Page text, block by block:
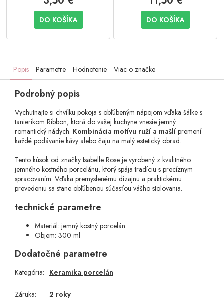
DO KOŠÍKA DO KOŠÍKA
Popis Parametre Hodnotenie Viac o značke
Podrobný popis
Vychutnajte si chvíľku pokoja s obľúbeným nápojom vďaka šálke s
tanierikom Ribbon, ktorá do vašej kuchyne vnesie jemný
romantický nádych. Kombinácia motívu ruží a mašlí premení
každé podávanie kávy alebo čaju na malý estetický obrad.
Tento kúsok od značky Isabelle Rose je vyrobený z kvalitného
jemného kostného porcelánu, ktorý spája tradíciu s precíznym
spracovaním. Vďaka premyslenému dizajnu a praktickému
prevedeniu sa stane obľúbenou súčasťou vášho stolovania.
technické parametre
Materiál: jemný kostný porcelán
Objem: 300 ml
Dodatočné parametre
Kategória: Keramika porcelán
Záruka: 2 roky